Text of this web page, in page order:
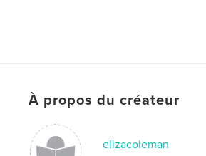
À propos du créateur
elizacoleman